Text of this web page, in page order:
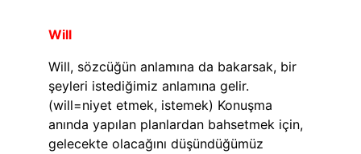
Will
Will, sözcüğün anlamına da bakarsak, bir
şeyleri istediğimiz anlamına gelir.
(will=niyet etmek, istemek) Konuşma
anında yapılan planlardan bahsetmek için,
gelecekte olacağını düşündüğümüz